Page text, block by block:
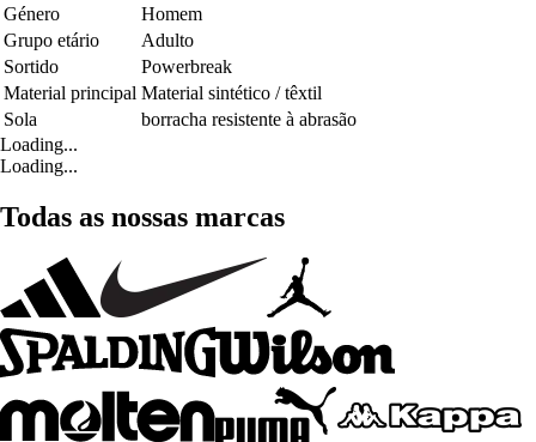
Género
Homem
Grupo etário
Adulto
Sortido
Powerbreak
Material principal Material sintético / têxtil
Sola
borracha resistente à abrasão
Loading...
Loading...
Todas as nossas marcas